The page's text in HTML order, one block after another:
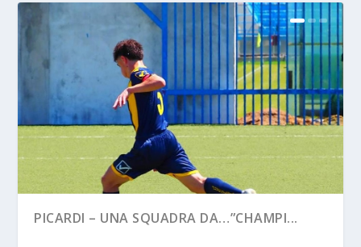
PICARDI – UNA SQUADRA DA…”CHAMPI...